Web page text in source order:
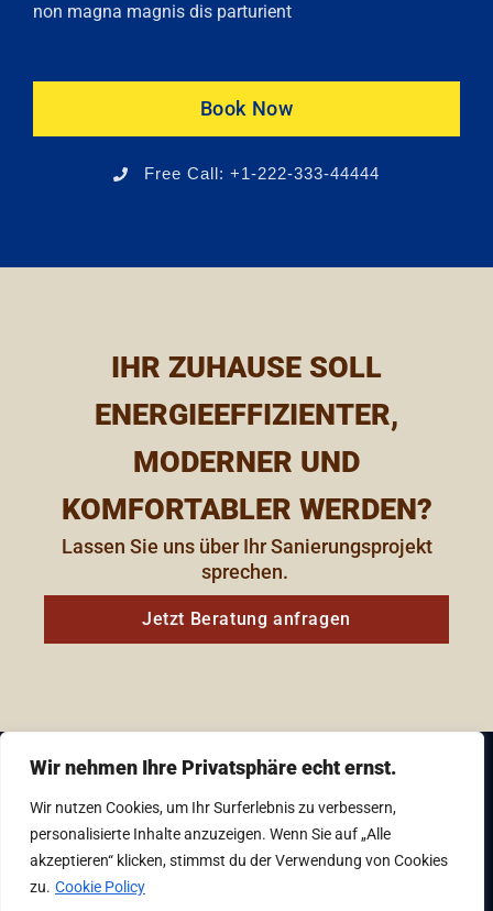
Wir nehmen Ihre Privatsphäre echt ernst.
Wir nutzen Cookies, um Ihr Surferlebnis zu verbessern,
personalisierte Inhalte anzuzeigen. Wenn Sie auf „Alle
akzeptieren“ klicken, stimmst du der Verwendung von Cookies
zu. Cookie Policy
non magna magnis dis parturient
Book Now
Free Call: +1-222-333-44444
IHR ZUHAUSE SOLL
ENERGIEEFFIZIENTER,
MODERNER UND
KOMFORTABLER WERDEN?
Lassen Sie uns über Ihr Sanierungsprojekt
sprechen. ​
Jetzt Beratung anfragen
Gedankensprung Baumanagement & Planung
GmbH, Vierthalergasse 8, 1120 Wien
+43 1 879 93 61 – 0